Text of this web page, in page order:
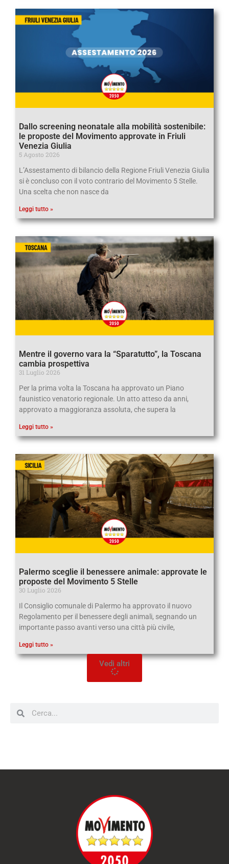
Dallo screening neonatale alla mobilità sostenibile:
le proposte del Movimento approvate in Friuli
Venezia Giulia
5 Agosto 2026
L’Assestamento di bilancio della Regione Friuli Venezia Giulia
si è concluso con il voto contrario del Movimento 5 Stelle.
Una scelta che non nasce da
Leggi tutto »
Mentre il governo vara la “Sparatutto”, la Toscana
cambia prospettiva
31 Luglio 2026
Per la prima volta la Toscana ha approvato un Piano
faunistico venatorio regionale. Un atto atteso da anni,
approvato a maggioranza assoluta, che supera la
Leggi tutto »
Palermo sceglie il benessere animale: approvate le
proposte del Movimento 5 Stelle
30 Luglio 2026
Il Consiglio comunale di Palermo ha approvato il nuovo
Regolamento per il benessere degli animali, segnando un
importante passo avanti verso una città più civile,
Leggi tutto »
Vedi altri